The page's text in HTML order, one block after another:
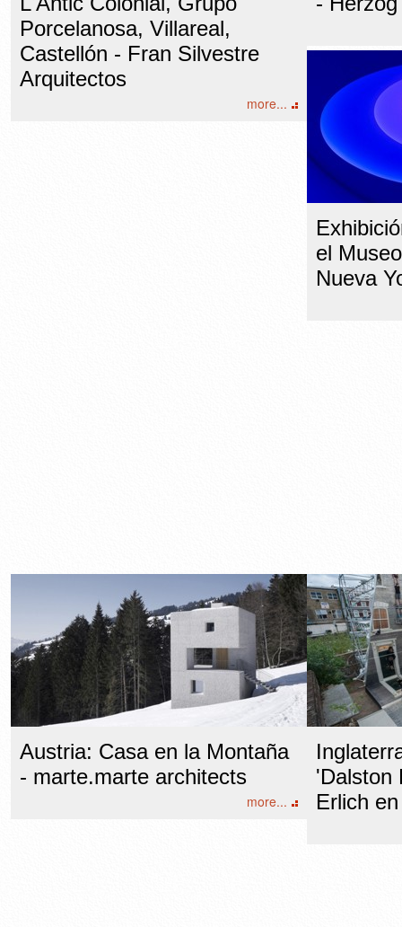
Porcelanosa, Villareal,
Castellón - Fran Silvestre
Arquitectos
more...
el
Nueva
Austria: Casa en la Montaña
- marte.marte architects
more...
'Dalston
Erlich